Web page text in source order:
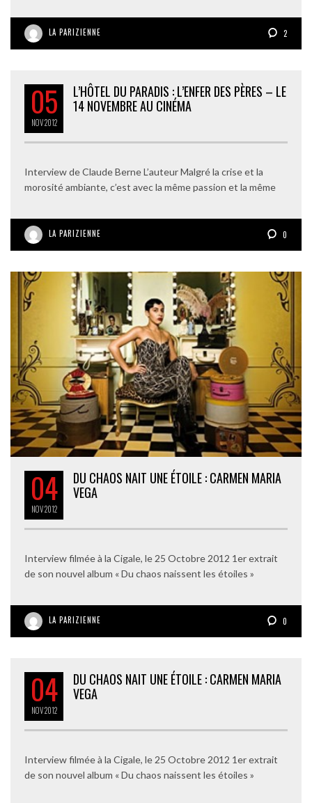
LA PARIZIENNE 2
05
NOV2012
L’HÔTEL DU PARADIS : L’ENFER DES PÈRES – LE
14 NOVEMBRE AU CINÉMA
Interview de Claude Berne L’auteur Malgré la crise et la
morosité ambiante, c’est avec la même passion et la même
LA PARIZIENNE 0
04
NOV2012
DU CHAOS NAIT UNE ÉTOILE : CARMEN MARIA
VEGA
Interview filmée à la Cigale, le 25 Octobre 2012 1er extrait
de son nouvel album « Du chaos naissent les étoiles »
LA PARIZIENNE 0
04
NOV2012
DU CHAOS NAIT UNE ÉTOILE : CARMEN MARIA
VEGA
Interview filmée à la Cigale, le 25 Octobre 2012 1er extrait
de son nouvel album « Du chaos naissent les étoiles »